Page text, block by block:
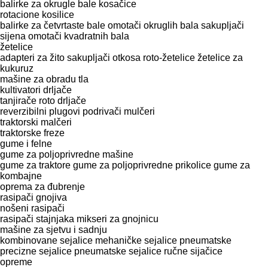
balirke za okrugle bale kosačice
rotacione kosilice
balirke za četvrtaste bale omotači okruglih bala sakupljači
sijena omotači kvadratnih bala
žetelice
adapteri za žito sakupljači otkosa roto-žetelice žetelice za
kukuruz
mašine za obradu tla
kultivatori drljače
tanjirače roto drljače
reverzibilni plugovi podrivači mulčeri
traktorski malčeri
traktorske freze
gume i felne
gume za poljoprivredne mašine
gume za traktore gume za poljoprivredne prikolice gume za
kombajne
oprema za đubrenje
rasipači gnojiva
nošeni rasipači
rasipači stajnjaka mikseri za gnojnicu
mašine za sjetvu i sadnju
kombinovane sejalice mehaničke sejalice pneumatske
precizne sejalice pneumatske sejalice ručne sijačice
opreme